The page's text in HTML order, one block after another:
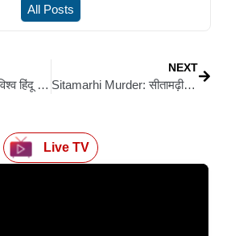
All Posts
Lakhisarai News: विश्व हिंदू परिषद ने मनाया 61वां स्थापना दिवस
NEXT
Sitamarhi Murder: सीतामढ़ी में डबल मर्डर: पार्टी के दौरान विवाद में दो युवकों की बेरहमी से हत्या
Live TV